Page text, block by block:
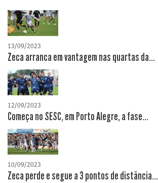
13/09/2023
Zeca arranca em vantagem nas quartas da...
12/09/2023
Começa no SESC, em Porto Alegre, a fase...
10/09/2023
Zeca perde e segue a 3 pontos de distância...